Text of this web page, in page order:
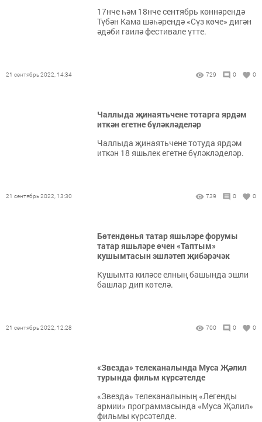
17нче һәм 18нче сентябрь көннәрендә
Түбән Кама шәһәрендә «Сүз көче» дигән
әдәби гаилә фестивале үтте.
21 сентябрь 2022, 14:34 729 0 0
Чаллыда җинаятьчене тотарга ярдәм
иткән егетне бүләкләделәр
Чаллыда җинаятьчене тотуда ярдәм
иткән 18 яшьлек егетне бүләкләделәр.
21 сентябрь 2022, 13:30 739 0 0
Бөтендөнья татар яшьләре форумы
татар яшьләре өчен «Таптым»
кушымтасын эшләтеп җибәрәчәк
Кушымта киләсе елның башында эшли
башлар дип көтелә.
21 сентябрь 2022, 12:28 700 0 0
«Звезда» телеканалында Муса Җәлил
турында фильм күрсәтелде
«Звезда» телеканалының «Легенды
армии» программасында «Муса Җәлил»
фильмы күрсәтелде.